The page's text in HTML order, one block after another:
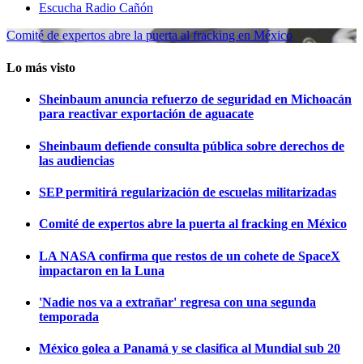
Escucha Radio Cañón
Comité de expertos abre la puerta al fracking en México
Lo más visto
Sheinbaum anuncia refuerzo de seguridad en Michoacán
para reactivar exportación de aguacate
Sheinbaum defiende consulta pública sobre derechos de
las audiencias
SEP permitirá regularización de escuelas militarizadas
Comité de expertos abre la puerta al fracking en México
LA NASA confirma que restos de un cohete de SpaceX
impactaron en la Luna
'Nadie nos va a extrañar' regresa con una segunda
temporada
México golea a Panamá y se clasifica al Mundial sub 20